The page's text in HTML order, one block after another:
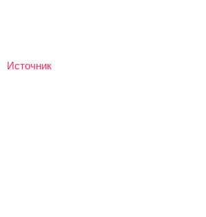
Источник